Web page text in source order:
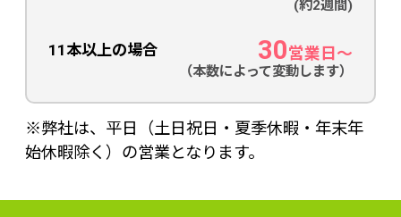
(約2週間)
11本以上の場合 30営業日〜
（本数によって変動します）
※弊社は、平日（土日祝日・夏季休暇・年末年
始休暇除く）の営業となります。